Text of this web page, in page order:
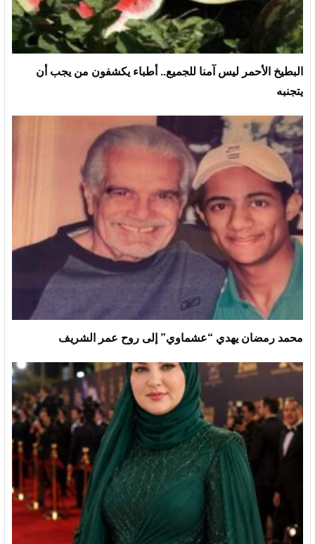
البطيخ الأحمر ليس آمنا للجميع.. أطباء يكشفون من يجب أن
يتجنبه
محمد رمضان يهدي “عشماوي” إلى روح عمر الشريف